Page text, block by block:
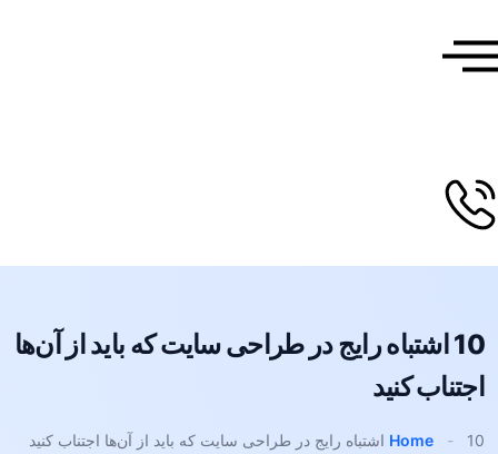
10 اشتباه رایج در طراحی سایت که باید از آن‌ها
اجتناب کنید
Home - 10 اشتباه رایج در طراحی سایت که باید از آن‌ها اجتناب کنید